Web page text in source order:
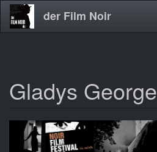
Direkt
zum
der Film Noir
Gladys George